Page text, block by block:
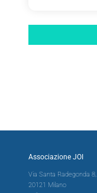
Associazione JOI
Via Santa Radegonda 8,
20121 Milano